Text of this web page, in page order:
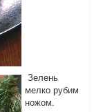
Зелень
мелко рубим
ножом.